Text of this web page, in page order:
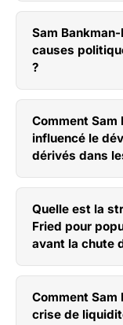
Sam
causes
?
Comment
influencé le
dérivés dans
Quelle est la
Fried pour
avant la chute
Comment
crise de